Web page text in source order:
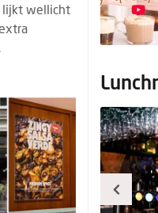
lijkt wellicht